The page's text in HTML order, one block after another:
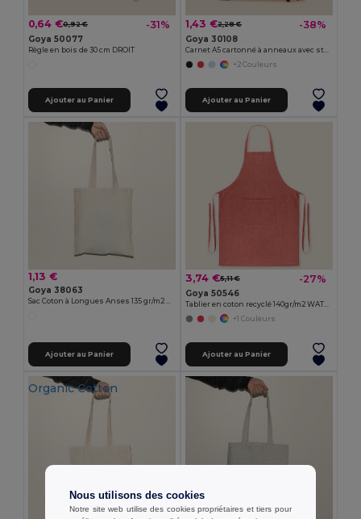
0,64 €0,92 € -31%
Goya 50077
Règle en bois de 30 cm DROIT
Ajouter au Panier
1,43 €2,28 € -38%
Goya 30108
Carnet A5 cartonné à anneaux avec stylo RECIKLA
+2 Couleurs
Ajouter au Panier
1,13 €
Goya 38063
Sac Coton à Longues Anses 135 gr/m2 MALL
Ajouter au Panier
3,74 €5,11 € -27%
Goya 50546
Tablier en coton recyclé 140gr/m2 WATERFALL
+1 Couleurs
Ajouter au Panier
Organic Cotton
Nous utilisons des cookies
Notre site web utilise des cookies propriétaires et tiers pour